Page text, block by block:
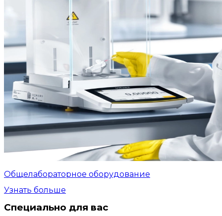
Общелабораторное оборудование
Узнать больше
Специально для вас